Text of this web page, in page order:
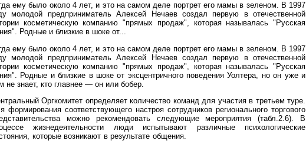
ему было около 4 лет, и это на самом деле портрет его мамы в зеленом. В 1997
молодой предприниматель Алексей Нечаев создал первую в отечественной
косметическую компанию "прямых продаж", которая называлась "Русская
Родные и близкие в шоке от...
ему было около 4 лет, и это на самом деле портрет его мамы в зеленом. В 1997
молодой предприниматель Алексей Нечаев создал первую в отечественной
косметическую компанию "прямых продаж", которая называлась "Русская
Родные и близкие в шоке от эксцентричного поведения Уолтера, но он уже и
не знает, кто главнее — он или бобер.
Оргкомитет определяет количество команд для участия в третьем туре.
формирования соответствующего настроя сотрудников регионального торгового
можно рекомендовать следующие мероприятия (табл.2.6). В
жизнедеятельности люди испытывают различные психологические
которые возникают в результате общения.